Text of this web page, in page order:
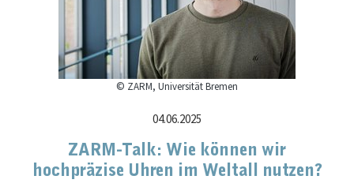
© ZARM, Universität Bremen
04.06.2025
ZARM-Talk: Wie können wir
hochpräzise Uhren im Weltall nutzen?